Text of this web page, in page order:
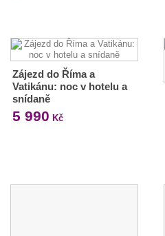
Zájezd do Říma a
Vatikánu: noc v hotelu a
snídaně
5 990 Kč